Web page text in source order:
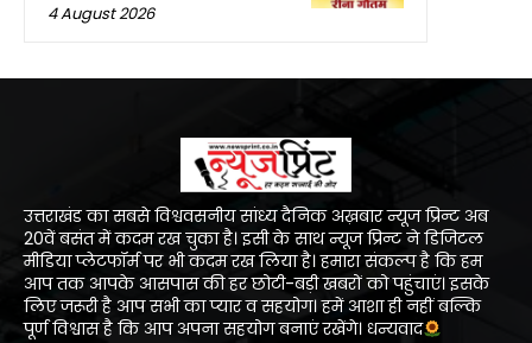
4 August 2026
उत्तराखंड का सबसे विश्ववसनीय सांध्य दैनिक अख़बार न्यूज प्रिन्ट अब
20वें बसंत में कदम रख चुका है। इसी के साथ न्यूज प्रिन्ट ने डिजिटल
मीडिया प्लेटफॉर्म पर भी कदम रख लिया है। हमारा संकल्प है कि हम
आप तक आपके आसपास की हर छोटी-बड़ी खबरों को पहुंचाएं। इसके
लिए जरूरी है आप सभी का प्यार व सहयोग। हमें आशा ही नहीं बल्कि
पूर्ण विश्वास है कि आप अपना सहयोग बनाएं रखेंगे। धन्यवाद